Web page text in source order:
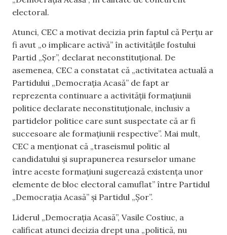
electoral.
Atunci, CEC a motivat decizia prin faptul că Perțu ar
fi avut „o implicare activă” în activitățile fostului
Partid „Șor”, declarat neconstituțional. De
asemenea, CEC a constatat că „activitatea actuală a
Partidului „Democrația Acasă” de fapt ar
reprezenta continuare a activității formațiunii
politice declarate neconstituționale, inclusiv a
partidelor politice care sunt suspectate că ar fi
succesoare ale formațiunii respective”. Mai mult,
CEC a menționat că „traseismul politic al
candidatului și suprapunerea resurselor umane
între aceste formațiuni sugerează existența unor
elemente de bloc electoral camuflat” între Partidul
„Democrația Acasă” și Partidul „Șor”.
Liderul „Democrația Acasă”, Vasile Costiuc, a
calificat atunci decizia drept una „politică, nu